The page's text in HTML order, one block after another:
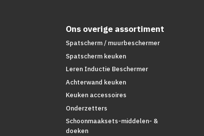
Ons overige assortiment
Spatscherm / muurbeschermer
Spatscherm keuken
Leren Inductie Beschermer
Achterwand keuken
Keuken accessoires
Onderzetters
Schoonmaaksets-middelen- &
doeken